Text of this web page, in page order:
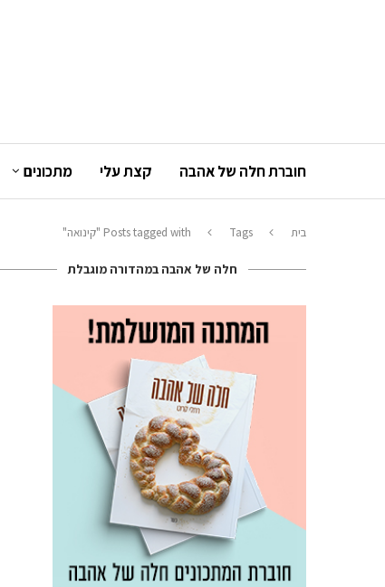
חוברת חלה של אהבה קצת עלי מתכונים
בית Tags Posts tagged with "קינואה"
חלה של אהבה במהדורה מוגבלת